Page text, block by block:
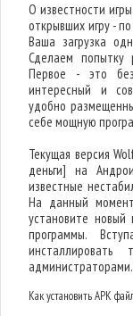
О известности
открывших игру -
Ваша загрузка
Сделаем попытку
Первое - это
интересный и
удобно
себе мощную
Текущая версия
деньги] на
известные
На данный
установите новый
программы.
инсталлировать
администраторами.
Как установить APK